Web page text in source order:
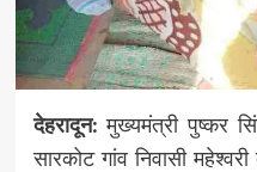
देहरादून: मुख्यमंत्री पुष्कर
सारकोट गांव निवासी